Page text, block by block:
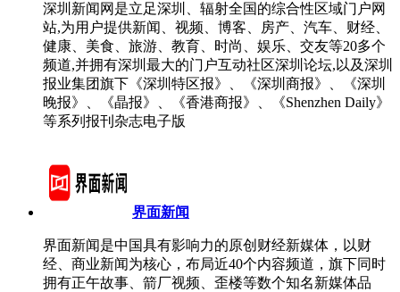
深圳新闻网是立足深圳、辐射全国的综合性区域门户网
站,为用户提供新闻、视频、博客、房产、汽车、财经、
健康、美食、旅游、教育、时尚、娱乐、交友等20多个
频道,并拥有深圳最大的门户互动社区深圳论坛,以及深圳
报业集团旗下《深圳特区报》、《深圳商报》、《深圳
晚报》、《晶报》、《香港商报》、《Shenzhen Daily》
等系列报刊杂志电子版
界面新闻
界面新闻是中国具有影响力的原创财经新媒体，以财
经、商业新闻为核心，布局近40个内容频道，旗下同时
拥有正午故事、箭厂视频、歪楼等数个知名新媒体品